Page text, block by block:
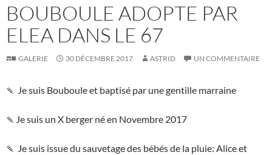
BOUBOULE ADOPTE PAR
ELEA DANS LE 67
GALERIE 30 DÉCEMBRE 2017 ASTRID UN COMMENTAIRE
🍡 Je suis Bouboule et baptisé par une gentille marraine
🍡Je suis un X berger né en Novembre 2017
🍡 Je suis issue du sauvetage des bébés de la pluie: Alice et